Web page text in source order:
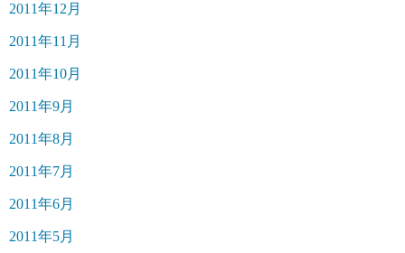
2011年12月
2011年11月
2011年10月
2011年9月
2011年8月
2011年7月
2011年6月
2011年5月